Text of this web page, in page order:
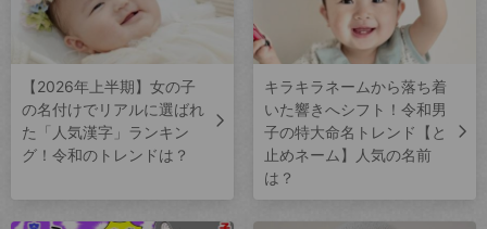
【2026年上半期】女の子
の名付けでリアルに選ばれ
た「人気漢字」ランキン
グ！令和のトレンドは？
キラキラネームから落ち着
いた響きへシフト！令和男
子の特大命名トレンド【と
止めネーム】人気の名前
は？